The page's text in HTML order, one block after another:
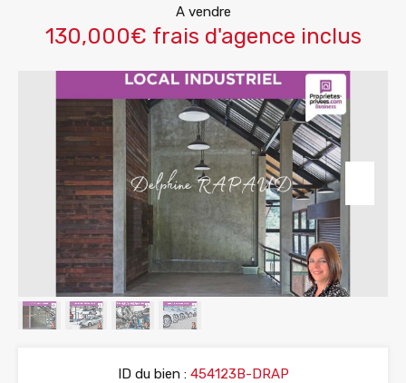
A vendre
130,000€ frais d'agence inclus
ID du bien :454123B-DRAP